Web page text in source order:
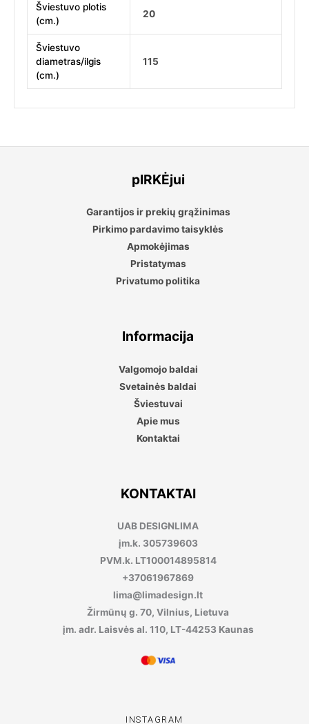
Šviestuvo plotis
(cm.)
20
Šviestuvo
diametras/ilgis
(cm.)
115
pIRKĖjui
Garantijos ir prekių grąžinimas
Pirkimo pardavimo taisyklės
Apmokėjimas
Pristatymas
Privatumo politika
Informacija
Valgomojo baldai
Svetainės baldai
Šviestuvai
Apie mus
Kontaktai
KONTAKTAI
UAB DESIGNLIMA
įm.k. 305739603
PVM.k. LT100014895814
+37061967869
lima@limadesign.lt
Žirmūnų g. 70, Vilnius, Lietuva
įm. adr. Laisvės al. 110, LT-44253 Kaunas
INSTAGRAM